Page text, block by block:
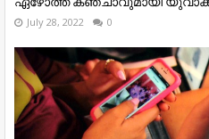
July 28, 2022 0